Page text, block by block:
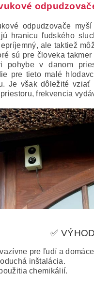
odpudzovače
hranicu ľudského
ale taktiež
sú pre človeka
pohybe v danom
pre tieto malé
Je však dôležité vziať
frekvencia
✅
pre ľudí a
inštalácia.
chemikálií.